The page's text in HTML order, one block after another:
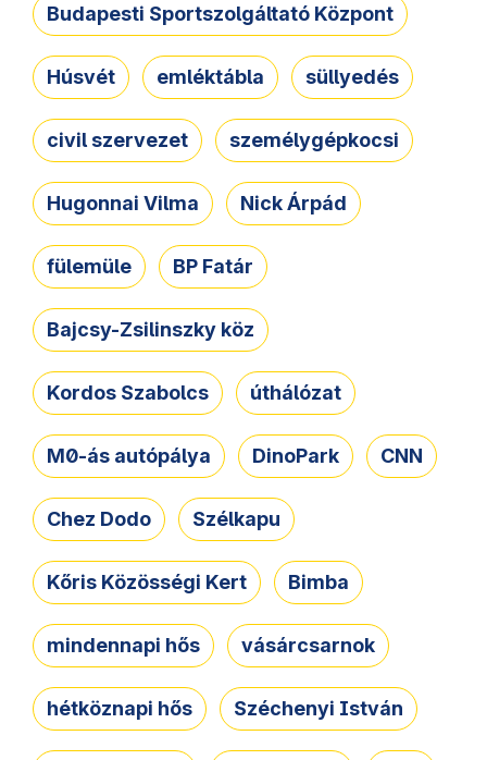
Budapesti Sportszolgáltató Központ
Húsvét emléktábla süllyedés
civil szervezet személygépkocsi
Hugonnai Vilma Nick Árpád
fülemüle BP Fatár
Bajcsy-Zsilinszky köz
Kordos Szabolcs úthálózat
M0-ás autópálya DinoPark CNN
Chez Dodo Szélkapu
Kőris Közösségi Kert Bimba
mindennapi hős vásárcsarnok
hétköznapi hős Széchenyi István